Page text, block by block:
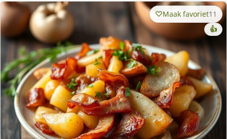
Maak favoriet11
👍